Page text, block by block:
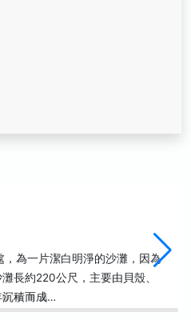
，為一片潔白明淨的沙灘，因為
長約220公尺，主要由貝殼、
沉積而成…